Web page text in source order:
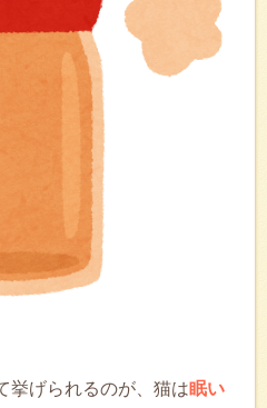
挙げられるのが、猫は眠い